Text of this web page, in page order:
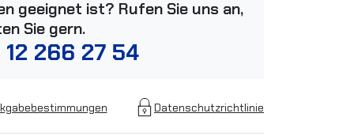
geeignet ist? Rufen Sie uns an,
Sie gern.
266 27 54
Datenschutzrichtlinie